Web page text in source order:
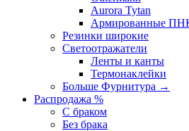
Aurora Tytan
Армированные
Резинки широкие
Светоотражатели
Ленты и канты
Термонаклейки
Больше Фурнитура →
Распродажа %
С браком
Без брака